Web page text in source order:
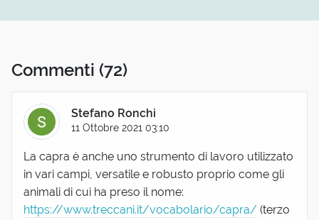
Commenti (72)
Stefano Ronchi
11 Ottobre 2021 03:10
La capra è anche uno strumento di lavoro utilizzato
in vari campi, versatile e robusto proprio come gli
animali di cui ha preso il nome:
https://www.treccani.it/vocabolario/capra/ (terzo